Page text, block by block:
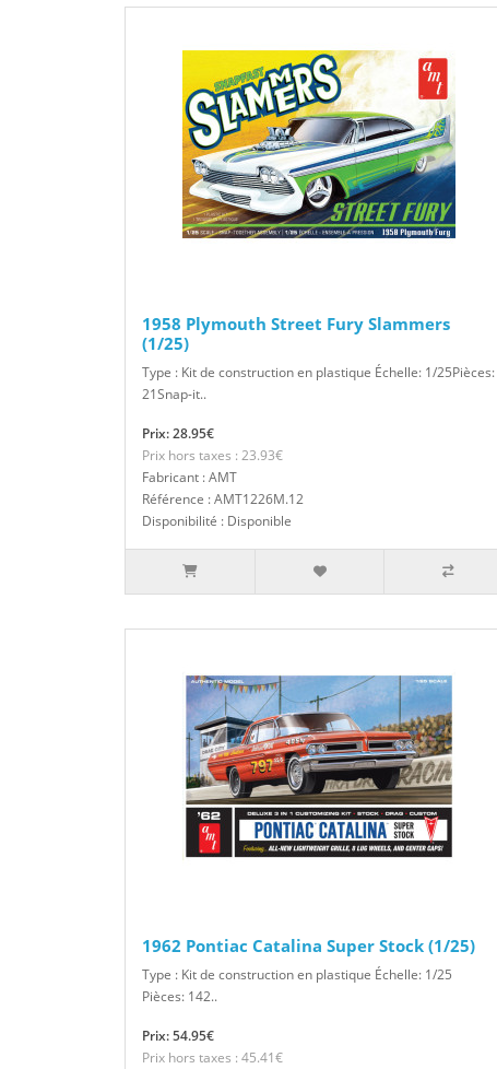
1958 Plymouth Street Fury Slammers
(1/25)
Type : Kit de construction en plastique Échelle: 1/25Pièces:
21Snap-it..
Prix: 28.95€
Prix hors taxes : 23.93€
Fabricant : AMT
Référence : AMT1226M.12
Disponibilité : Disponible
1962 Pontiac Catalina Super Stock (1/25)
Type : Kit de construction en plastique Échelle: 1/25
Pièces: 142..
Prix: 54.95€
Prix hors taxes : 45.41€